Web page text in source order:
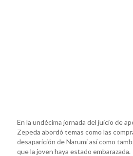
En la undécima jornada del juicio de
Zepeda abordó temas como las
desaparición de Narumi así como
que la joven haya estado embarazada.